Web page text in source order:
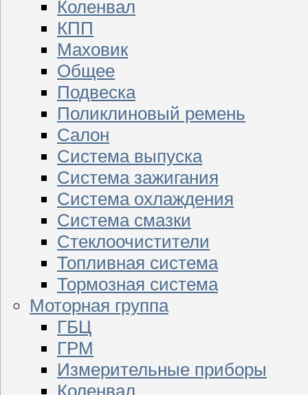
Коленвал
КПП
Маховик
Общее
Подвеска
Поликлиновый ремень
Салон
Система выпуска
Система зажигания
Система охлаждения
Система смазки
Стеклоочистители
Топливная система
Тормозная система
Моторная группа
ГБЦ
ГРМ
Измерительные приборы
Коленвал